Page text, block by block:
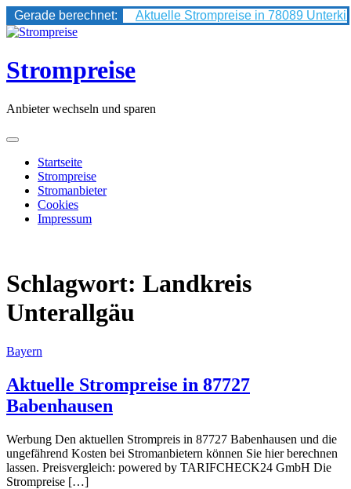
Gerade berechnet:
Aktuelle Strompreise in 78089
Skip
content
Strompreise
Anbieter wechseln und sparen
Startseite
Strompreise
Stromanbieter
Cookies
Impressum
Schlagwort: Landkreis
Unterallgäu
Bayern
Aktuelle Strompreise in 87727
Babenhausen
Werbung Den aktuellen Strompreis in 87727 Babenhausen und die
ungefährend Kosten bei Stromanbietern können Sie hier berechnen
lassen. Preisvergleich: powered by TARIFCHECK24 GmbH Die
Strompreise […]